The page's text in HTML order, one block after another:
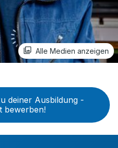
Alle Medien anzeigen
deiner Ausbildung -
bewerben!